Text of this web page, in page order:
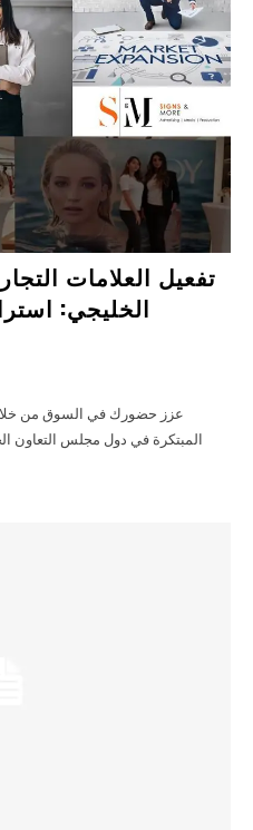
تفعيل العلامات
الخليجي:
عزز حضورك في السوق من خلال
المبتكرة في دول مجلس التعاون